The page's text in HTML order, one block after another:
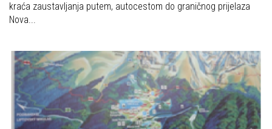
kraća zaustavljanja putem, autocestom do graničnog prijelaza
Nova...